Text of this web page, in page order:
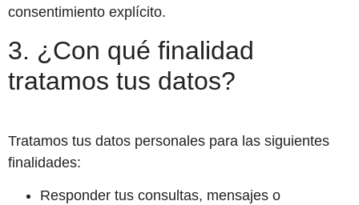
consentimiento explícito.
3. ¿Con qué finalidad
tratamos tus datos?
Tratamos tus datos personales para las siguientes
finalidades:
Responder tus consultas, mensajes o